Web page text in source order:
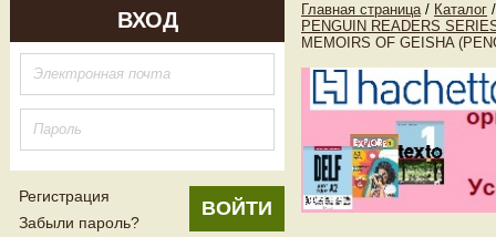
ВХОД
Регистрация
Забыли пароль?
Главная страница / Каталог /
PENGUIN READERS
MEMOIRS OF GEISHA